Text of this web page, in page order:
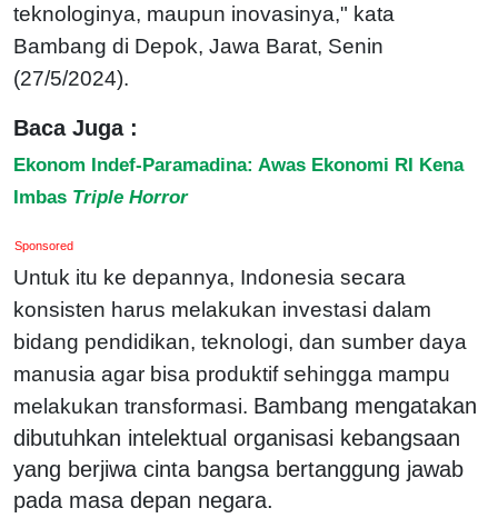
teknologinya, maupun inovasinya," kata
Bambang di Depok, Jawa Barat, Senin
(27/5/2024).
Baca Juga :
Ekonom Indef-Paramadina: Awas Ekonomi RI Kena
Imbas Triple Horror
Sponsored
Untuk itu ke depannya, Indonesia secara
konsisten harus melakukan investasi dalam
bidang pendidikan, teknologi, dan sumber daya
manusia agar bisa produktif sehingga mampu
melakukan transformasi. Bambang mengatakan
dibutuhkan intelektual organisasi kebangsaan
yang berjiwa cinta bangsa bertanggung jawab
pada masa depan negara.